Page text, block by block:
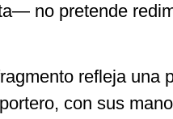
no pretende
refleja una
con sus